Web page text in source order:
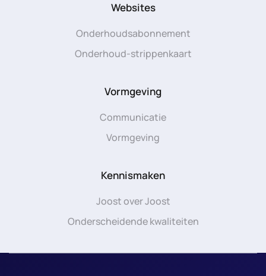
Websites
Onderhoudsabonnement
Onderhoud-strippenkaart
Vormgeving
Communicatie
Vormgeving
Kennismaken
Joost over Joost
Onderscheidende kwaliteiten